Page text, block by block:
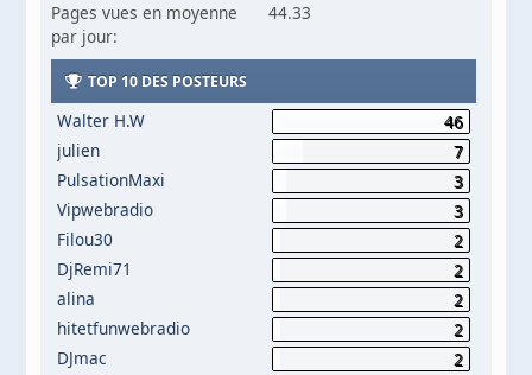
Pages vues en moyenne
par jour:
44.33
TOP 10 DES POSTEURS
Walter H.W
46
julien
7
PulsationMaxi
3
Vipwebradio
3
Filou30
2
DjRemi71
2
alina
2
hitetfunwebradio
2
DJmac
2